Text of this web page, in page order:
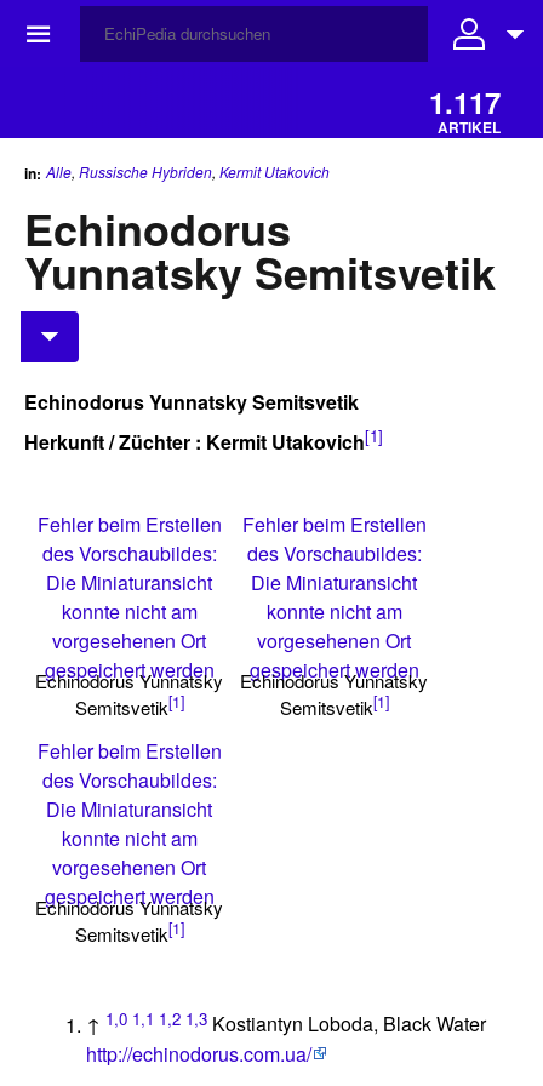
☰
1.117
ARTIKEL
in: Alle, Russische Hybriden, Kermit Utakovich
Echinodorus
Yunnatsky Semitsvetik
Echinodorus Yunnatsky Semitsvetik
Herkunft / Züchter : Kermit Utakovich[1]
Fehler beim Erstellen
des Vorschaubildes:
Die Miniaturansicht
konnte nicht am
vorgesehenen Ort
gespeichert werden
Echinodorus Yunnatsky
Semitsvetik[1]
Fehler beim Erstellen
des Vorschaubildes:
Die Miniaturansicht
konnte nicht am
vorgesehenen Ort
gespeichert werden
Echinodorus Yunnatsky
Semitsvetik[1]
Fehler beim Erstellen
des Vorschaubildes:
Die Miniaturansicht
konnte nicht am
vorgesehenen Ort
gespeichert werden
Echinodorus Yunnatsky
Semitsvetik[1]
↑ 1,0 1,1 1,2 1,3 Kostiantyn Loboda, Black Water
http://echinodorus.com.ua/